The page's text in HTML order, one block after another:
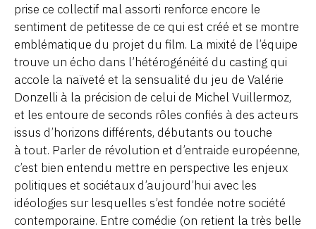
prise ce collectif mal assorti renforce encore le
sentiment de petitesse de ce qui est créé et se montre
emblématique du projet du film. La mixité de l’équipe
trouve un écho dans l’hétérogénéité du casting qui
accole la naïveté et la sensualité du jeu de Valérie
Donzelli à la précision de celui de Michel Vuillermoz,
et les entoure de seconds rôles confiés à des acteurs
issus d’horizons différents, débutants ou touche
à tout. Parler de révolution et d’entraide européenne,
c’est bien entendu mettre en perspective les enjeux
politiques et sociétaux d’aujourd’hui avec les
idéologies sur lesquelles s’est fondée notre société
contemporaine. Entre comédie (on retient la très belle